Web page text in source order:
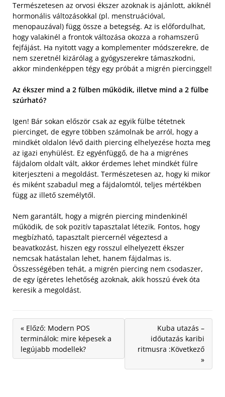
Természetesen az orvosi ékszer azoknak is ajánlott, akiknél
hormonális változásokkal (pl. menstruációval,
menopauzával) függ össze a betegség. Az is előfordulhat,
hogy valakinél a frontok változása okozza a rohamszerű
fejfájást. Ha nyitott vagy a komplementer módszerekre, de
nem szeretnél kizárólag a gyógyszerekre támaszkodni,
akkor mindenképpen tégy egy próbát a migrén piercinggel!
Az ékszer mind a 2 fülben működik, illetve mind a 2 fülbe
szúrható?
Igen! Bár sokan először csak az egyik fülbe tétetnek
piercinget, de egyre többen számolnak be arról, hogy a
mindkét oldalon lévő daith piercing elhelyezése hozta meg
az igazi enyhülést. Ez egyénfüggő, de ha a migrénes
fájdalom oldalt vált, akkor érdemes lehet mindkét fülre
kiterjeszteni a megoldást. Természetesen az, hogy ki mikor
és miként szabadul meg a fájdalomtól, teljes mértékben
függ az illető személytől.
Nem garantált, hogy a migrén piercing mindenkinél
működik, de sok pozitív tapasztalat létezik. Fontos, hogy
megbízható, tapasztalt piercernél végeztesd a
beavatkozást, hiszen egy rosszul elhelyezett ékszer
nemcsak hatástalan lehet, hanem fájdalmas is.
Összességében tehát, a migrén piercing nem csodaszer,
de egy ígéretes lehetőség azoknak, akik hosszú évek óta
keresik a megoldást.
« Előző: Modern POS
terminálok: mire képesek a
legújabb modellek?
Kuba utazás –
időutazás karibi
ritmusra :Következő
»